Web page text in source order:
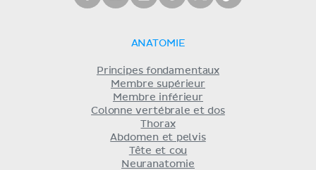
ANATOMIE
Principes fondamentaux
Membre supérieur
Membre inférieur
Colonne vertébrale et dos
Thorax
Abdomen et pelvis
Tête et cou
Neuranatomie